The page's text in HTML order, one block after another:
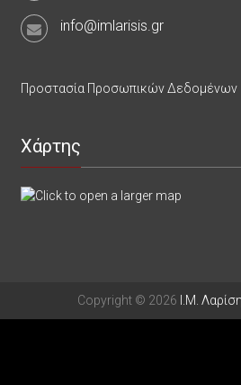
info@imlarisis.gr
Προστασία Προσωπικών Δεδομένων
Χάρτης
Copyright © 2026 Ι.Μ.